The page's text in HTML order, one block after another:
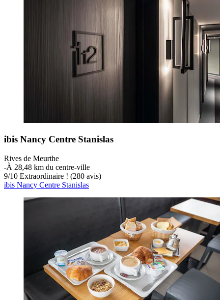
ibis Nancy Centre Stanislas
Rives de Meurthe
‐À 28,48 km du centre-ville
9/10 Extraordinaire ! (280 avis)
ibis Nancy Centre Stanislas